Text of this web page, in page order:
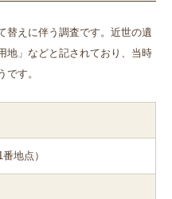
替えに伴う調査です。近世の遺
地」などと記されており、当時
す。
地点）